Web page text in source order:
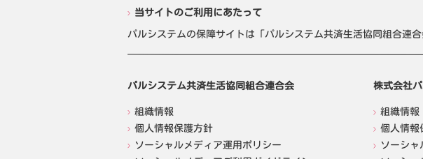
当サイトのご利用にあたって
パルシステムの保障サイトは「パルシステム共済生活協同組合連
パルシステム共済生活協同組合連合会
組織情報
個人情報保護方針
ソーシャルメディア運用ポリシー
株式会社
組織情報
個人情報
ソーシャ